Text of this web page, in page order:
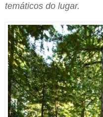
temáticos do lugar.